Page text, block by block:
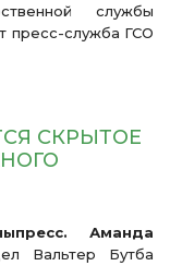
службы
пресс-служба ГСО
СКРЫТОЕ
Аманда
Вальтер Бутба